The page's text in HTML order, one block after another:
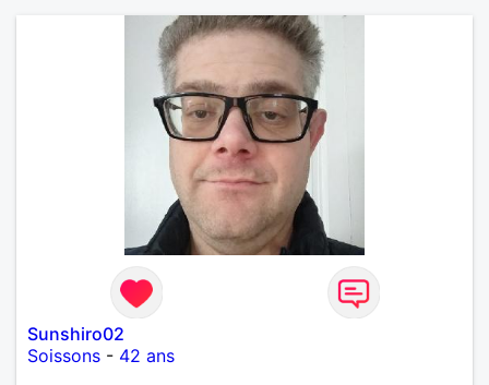
autant être trop locace. Je suis bourré de qualités
avec très peu de défauts. Je suis altruiste,
bienveillant, empathique, attentionné, honnête,
respectueux, doux de caractère et compréhensif : je
laisse « glisser » beaucoup de choses. Mais ne vous
m’éprenez pas Mesdames, si une personne que
j’aime me trahit une fois, il n’y aura pas de seconde
chance et je l’effacerai à « vitam eternam ».
Néanmoins, je suis un tout petit peu maniaque ainsi
qu’impatient. J’essaye de faire des efforts. Rien de
bien dramatique ! Du moins je le pense……Je suis un
homme facile à vivre. À vous si vous le souhaitez,
d’apprendre à me connaître davantage. J’en serai
ravi….A très bientôt je l’espère.
Sunshiro02
Soissons - 42 ans